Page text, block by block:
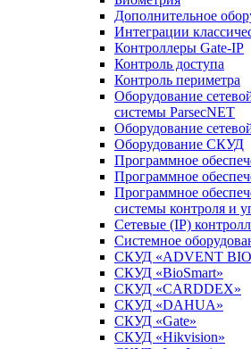
Дополнительное
Интеграции
Контроллеры Gate-IP
Контроль доступа
Контроль периметра
Оборудование
системы ParsecNET
Оборудование
Оборудование СКУД
Программное
Программное
Программное
системы контроля и
Сетевые (IP)
Системное
СКУД «ADVENT
СКУД «BioSmart»
СКУД «CARDDEX»
СКУД «DAHUA»
СКУД «Gate»
СКУД «Hikvision»